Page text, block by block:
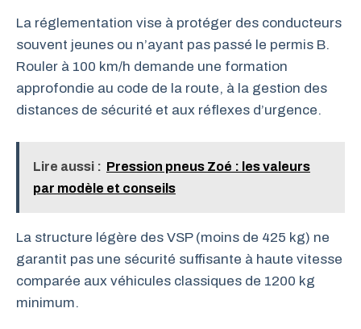
La réglementation vise à protéger des conducteurs
souvent jeunes ou n’ayant pas passé le permis B.
Rouler à 100 km/h demande une formation
approfondie au code de la route, à la gestion des
distances de sécurité et aux réflexes d’urgence.
Lire aussi : Pression pneus Zoé : les valeurs
par modèle et conseils
La structure légère des VSP (moins de 425 kg) ne
garantit pas une sécurité suffisante à haute vitesse
comparée aux véhicules classiques de 1200 kg
minimum.